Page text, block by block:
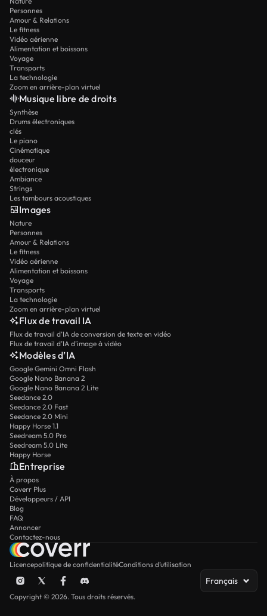
Personnes
Amour & Relations
Le fitness
Vidéo aérienne
Alimentation et boissons
Voyage
Transports
La technologie
Zoom en arrière-plan virtuel
Musique libre de droits
Synthèse
Drums électroniques
clés
Le piano
Cinématique
douceur
électronique
Ambiance
Strings
Les tambours acoustiques
Images
Nature
Personnes
Amour & Relations
Le fitness
Vidéo aérienne
Alimentation et boissons
Voyage
Transports
La technologie
Zoom en arrière-plan virtuel
Flux de travail IA
Flux de travail d’IA de conversion de texte en vidéo
Flux de travail d’IA d’image à vidéo
Modèles d’IA
Google Gemini Omni Flash
Google Nano Banana 2
Google Nano Banana 2 Lite
Seedance 2.0
Seedance 2.0 Fast
Seedance 2.0 Mini
Happy Horse 1.1
Seedream 5.0 Pro
Seedream 5.0 Lite
Happy Horse
Entreprise
À propos
Coverr Plus
Développeurs / API
Blog
FAQ
Annoncer
Contactez-nous
Licencepolitique de confidentialitéConditions d’utilisation
Français
Copyright © 2026. Tous droits réservés.